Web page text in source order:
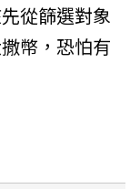
從篩選對象
幣，恐怕有